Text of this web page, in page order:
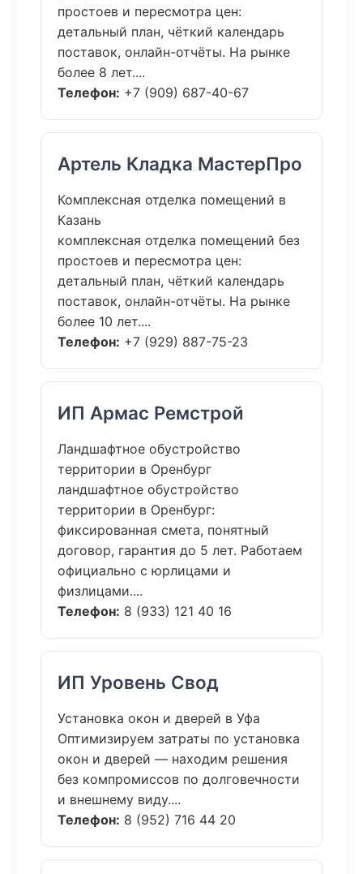
простоев и пересмотра цен:
детальный план, чёткий календарь
поставок, онлайн-отчёты. На рынке
более 8 лет....
Телефон: +7 (909) 687-40-67
Артель Кладка МастерПро
Комплексная отделка помещений в
Казань
комплексная отделка помещений без
простоев и пересмотра цен:
детальный план, чёткий календарь
поставок, онлайн-отчёты. На рынке
более 10 лет....
Телефон: +7 (929) 887-75-23
ИП Армас Ремстрой
Ландшафтное обустройство
территории в Оренбург
ландшафтное обустройство
территории в Оренбург:
фиксированная смета, понятный
договор, гарантия до 5 лет. Работаем
официально с юрлицами и
физлицами....
Телефон: 8 (933) 121 40 16
ИП Уровень Свод
Установка окон и дверей в Уфа
Оптимизируем затраты по установка
окон и дверей — находим решения
без компромиссов по долговечности
и внешнему виду....
Телефон: 8 (952) 716 44 20